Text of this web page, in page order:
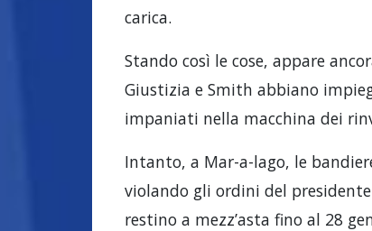
carica.
Stando così le cose, appare
Giustizia e Smith abbiano
impaniati nella macchina dei
Intanto, a Mar-a-lago, le
violando gli ordini del
restino a mezz’asta fino al 28